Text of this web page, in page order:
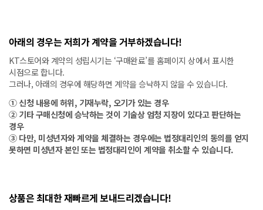
아래의 경우는 저희가 계약을 거부하겠습니다!
KT스토어와 계약의 성립시기는 ‘구매완료’를 홈페이지 상에서 표시한
시점으로 합니다.
그러나, 아래의 경우에 해당하면 계약을 승낙하지 않을 수 있습니다.
① 신청 내용에 허위, 기재누락, 오기가 있는 경우
② 기타 구매신청에 승낙하는 것이 기술상 엄청 지장이 있다고 판단하는
경우
③ 다만, 미성년자와 계약을 체결하는 경우에는 법정대리인의 동의를 얻지
못하면 미성년자 본인 또는 법정대리인이 계약을 취소할 수 있습니다.
상품은 최대한 재빠르게 보내드리겠습니다!